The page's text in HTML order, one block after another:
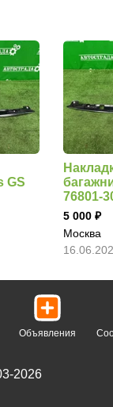
GS
76801-
5 000
Москва
Объявления
2026